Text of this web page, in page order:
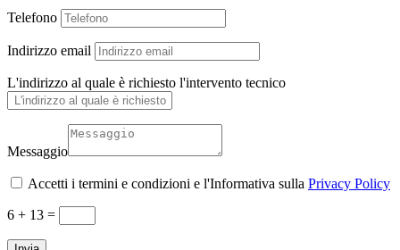
Telefono
Indirizzo email
L'indirizzo al quale è richiesto l'intervento tecnico
Messaggio
Accetti i termini e condizioni e l'Informativa sulla Privacy Policy
6 + 13 =